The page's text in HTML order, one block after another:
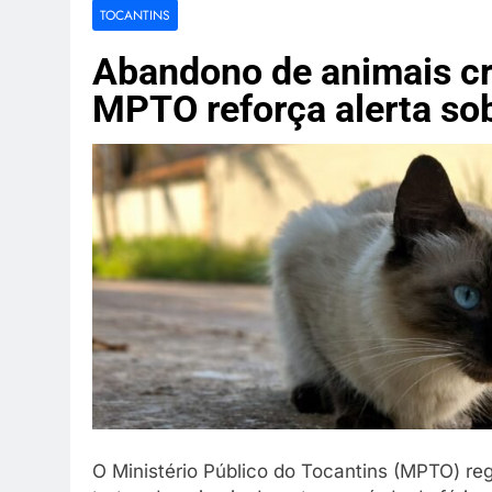
Indústria
2 Semanas Ago
Canoa vira
2 Semanas Ago
Dupla é
2 Semanas Ago
TOCANTINS
Abandono de animais
MPTO reforça alerta
O Ministério Público do Tocantins (MPTO)